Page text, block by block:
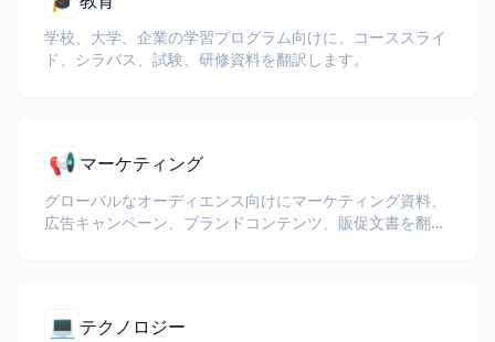
学校、大学、企業の学習プログラム向けに、コーススライ
ド、シラバス、試験、研修資料を翻訳します。
📢 マーケティング
グローバルなオーディエンス向けにマーケティング資料、
広告キャンペーン、ブランドコンテンツ、販促文書を翻訳
💻 テクノロジー